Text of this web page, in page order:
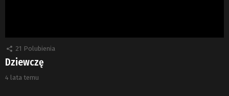
21 Polubienia
Dziewczę
4 lata temu